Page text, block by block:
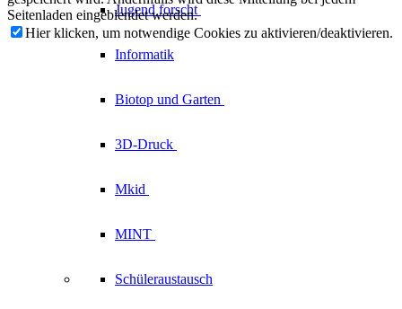
Jugend forscht
Informatik
Biotop und Garten
3D-Druck
Mkid
MINT
Schüleraustausch
Seitenladen eingeblendet werden.
Hier klicken, um notwendige Cookies zu aktivieren/deaktivieren.